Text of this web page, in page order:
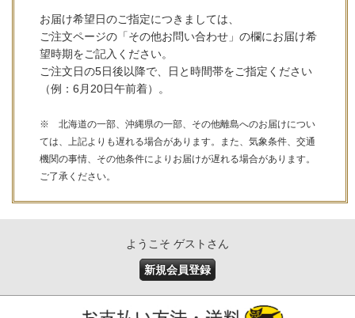
お届け希望日のご指定につきましては、
ご注文ページの「その他お問い合わせ」の欄にお届け希
望時期をご記入ください。
ご注文日の5日後以降で、日と時間帯をご指定ください
（例：6月20日午前着）。
※ 北海道の一部、沖縄県の一部、その他離島へのお届けについ
ては、上記よりも遅れる場合があります。また、気象条件、交通
機関の事情、その他条件によりお届けが遅れる場合があります。
ご了承ください。
ようこそ ゲストさん
新規会員登録